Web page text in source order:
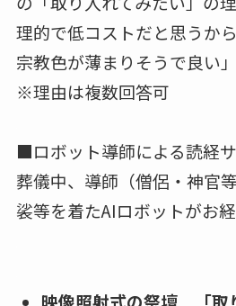
のスマートフォンのSNS（
で参列候補者に配信できる